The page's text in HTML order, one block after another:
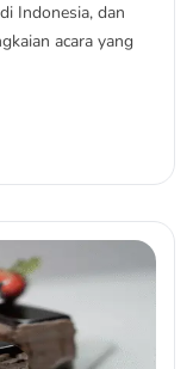
Indonesia, dan
acara yang